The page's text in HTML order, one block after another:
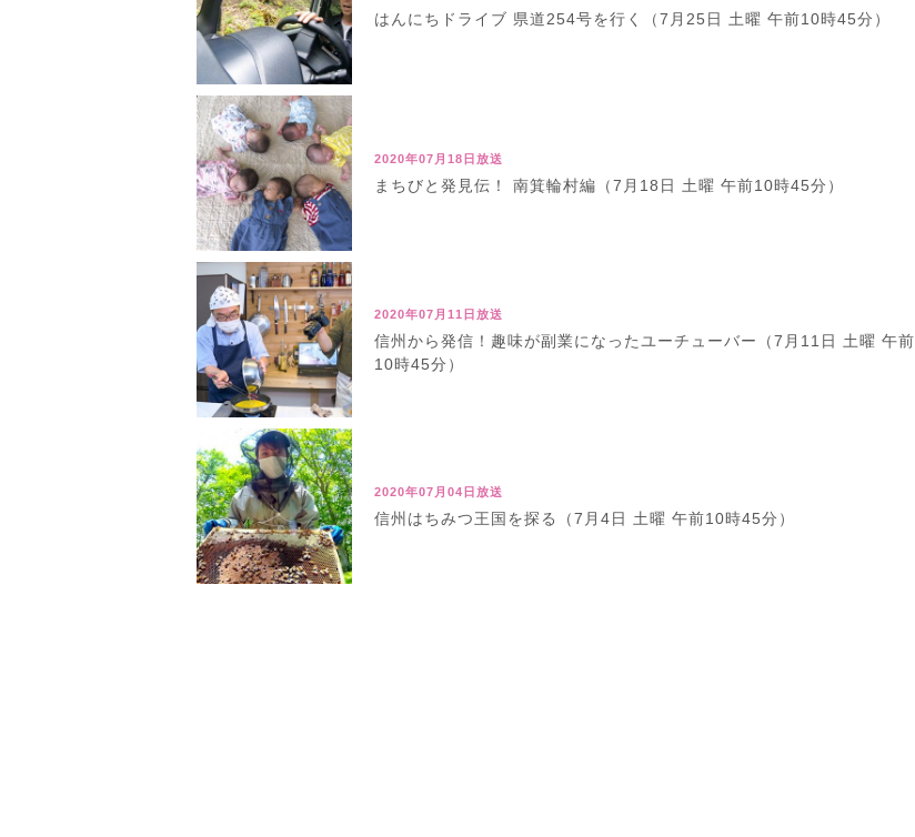
はんにちドライブ 県道254号を行く（7月25日 土曜 午前10時45分）
2020年07月18日放送
まちびと発見伝！ 南箕輪村編（7月18日 土曜 午前10時45分）
2020年07月11日放送
信州から発信！趣味が副業になったユーチューバー（7月11日 土曜 午前
10時45分）
2020年07月04日放送
信州はちみつ王国を探る（7月4日 土曜 午前10時45分）